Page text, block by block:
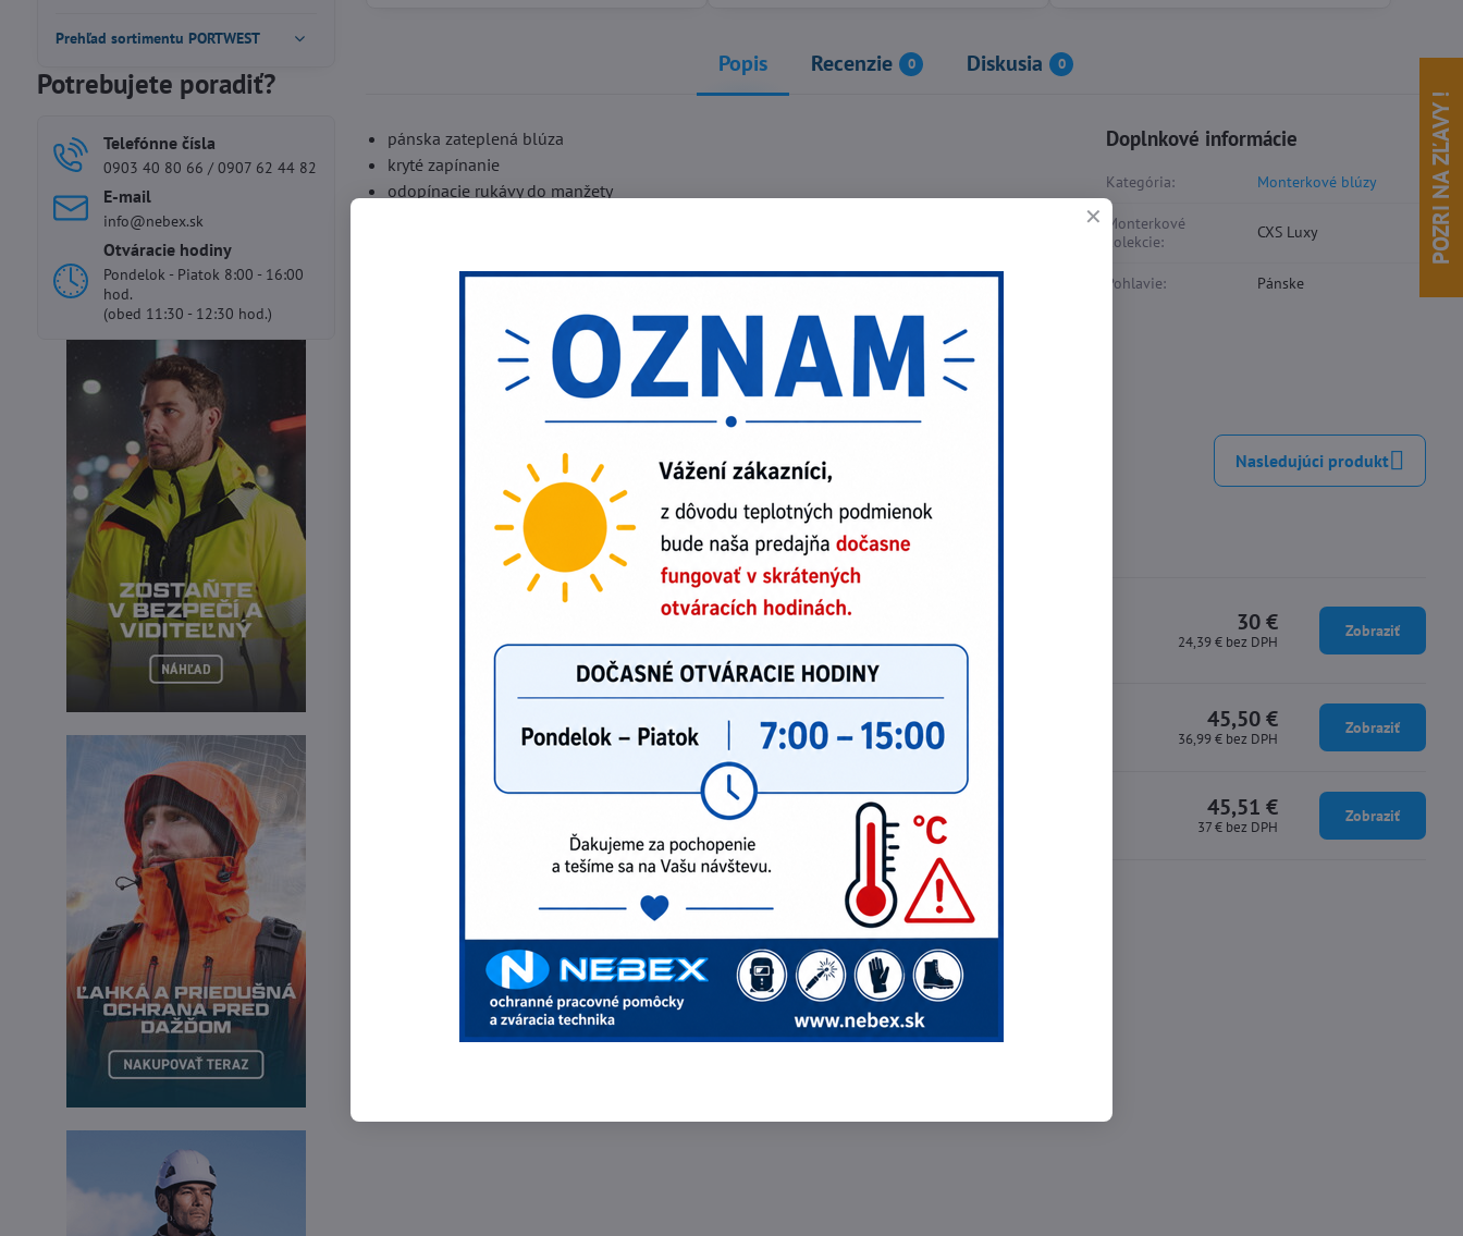
Popis Recenzie 0 Diskusia 0
pánska zateplená blúza
kryté zapínanie
odopínacie rukávy do manžety
materiál: keper 100% bavlna 260g/m2
Doplnkové informácie
Kategória: Monterkové blúzy
Monterkové
kolekcie:
CXS Luxy
Pohlavie: Pánske
FacebookTwitterBluesky PinterestRedditLinkedIn
Predchádzajúci produkt Nasledujúci produkt
Najpredávanejšie produkty v tejto kategórii
30 €
24,39 € bez DPH
Zobraziť
Pánska blúza CXS STRETCH 45,50 €
36,99 € bez DPH
Zobraziť
Pánska monterková blúza CXS STRETCH skrátená verzia 45,51 €
37 € bez DPH
Zobraziť
Prehľad sortimentu PORTWEST
Potrebujete poradiť?
Telefónne čísla
0903 40 80 66 / 0907 62 44 82
E-mail
info@nebex.sk
Otváracie hodiny
Pondelok - Piatok 8:00 - 16:00
hod.
(obed 11:30 - 12:30 hod.)
POZRI NA ZĽAVY !